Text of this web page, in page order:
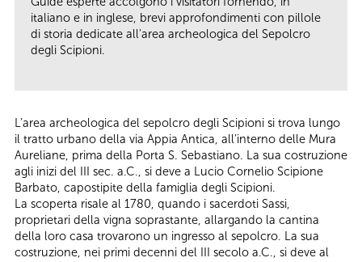
italiano e in inglese, brevi approfondimenti con pillole
di storia dedicate all'area archeologica del Sepolcro
degli Scipioni.
L’area archeologica del sepolcro degli Scipioni si trova lungo
il tratto urbano della via Appia Antica, all’interno delle Mura
Aureliane, prima della Porta S. Sebastiano. La sua costruzione
agli inizi del III sec. a.C., si deve a Lucio Cornelio Scipione
Barbato, capostipite della famiglia degli Scipioni.
La scoperta risale al 1780, quando i sacerdoti Sassi,
proprietari della vigna soprastante, allargando la cantina
della loro casa trovarono un ingresso al sepolcro. La sua
costruzione, nei primi decenni del III secolo a.C., si deve al